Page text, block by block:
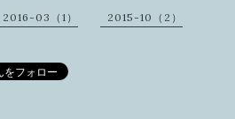
2016-03（1） 2015-10（2）